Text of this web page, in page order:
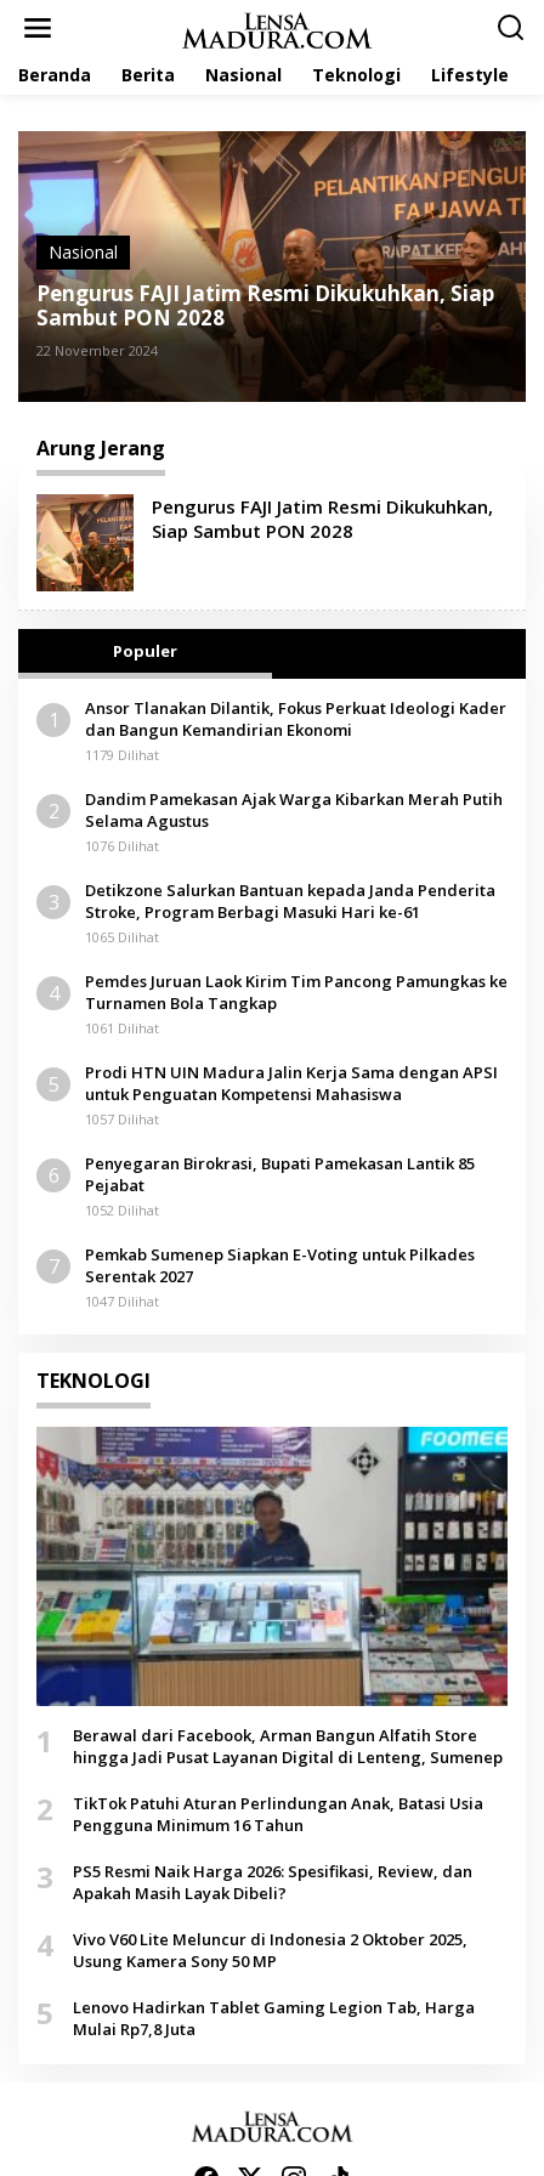
Beranda Berita Nasional Teknologi Lifestyle
Nasional
Pengurus FAJI Jatim Resmi Dikukuhkan, Siap
Sambut PON 2028
22 November 2024
Arung Jerang
Pengurus FAJI Jatim Resmi Dikukuhkan,
Siap Sambut PON 2028
Populer
1
Ansor Tlanakan Dilantik, Fokus Perkuat Ideologi Kader
dan Bangun Kemandirian Ekonomi
1179 Dilihat
2
Dandim Pamekasan Ajak Warga Kibarkan Merah Putih
Selama Agustus
1076 Dilihat
3
Detikzone Salurkan Bantuan kepada Janda Penderita
Stroke, Program Berbagi Masuki Hari ke-61
1065 Dilihat
4
Pemdes Juruan Laok Kirim Tim Pancong Pamungkas ke
Turnamen Bola Tangkap
1061 Dilihat
5
Prodi HTN UIN Madura Jalin Kerja Sama dengan APSI
untuk Penguatan Kompetensi Mahasiswa
1057 Dilihat
6
Penyegaran Birokrasi, Bupati Pamekasan Lantik 85
Pejabat
1052 Dilihat
7
Pemkab Sumenep Siapkan E-Voting untuk Pilkades
Serentak 2027
1047 Dilihat
TEKNOLOGI
1
Berawal dari Facebook, Arman Bangun Alfatih Store
hingga Jadi Pusat Layanan Digital di Lenteng, Sumenep
2
TikTok Patuhi Aturan Perlindungan Anak, Batasi Usia
Pengguna Minimum 16 Tahun
3
PS5 Resmi Naik Harga 2026: Spesifikasi, Review, dan
Apakah Masih Layak Dibeli?
4
Vivo V60 Lite Meluncur di Indonesia 2 Oktober 2025,
Usung Kamera Sony 50 MP
5
Lenovo Hadirkan Tablet Gaming Legion Tab, Harga
Mulai Rp7,8 Juta